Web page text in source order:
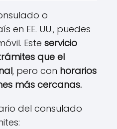
o
en EE. UU., puedes
Este servicio
que el
, pero con horarios
más cercanas.
del consulado